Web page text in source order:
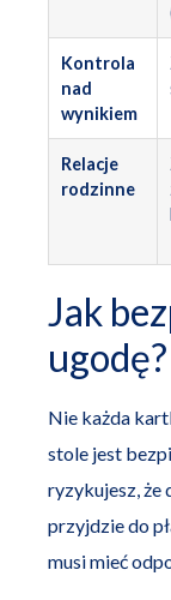
Kontrola
nad
wynikiem
Relacje
rodzinne
Jak
ugodę?
Nie każda
stole jest
ryzykujesz, że
przyjdzie do
musi mieć